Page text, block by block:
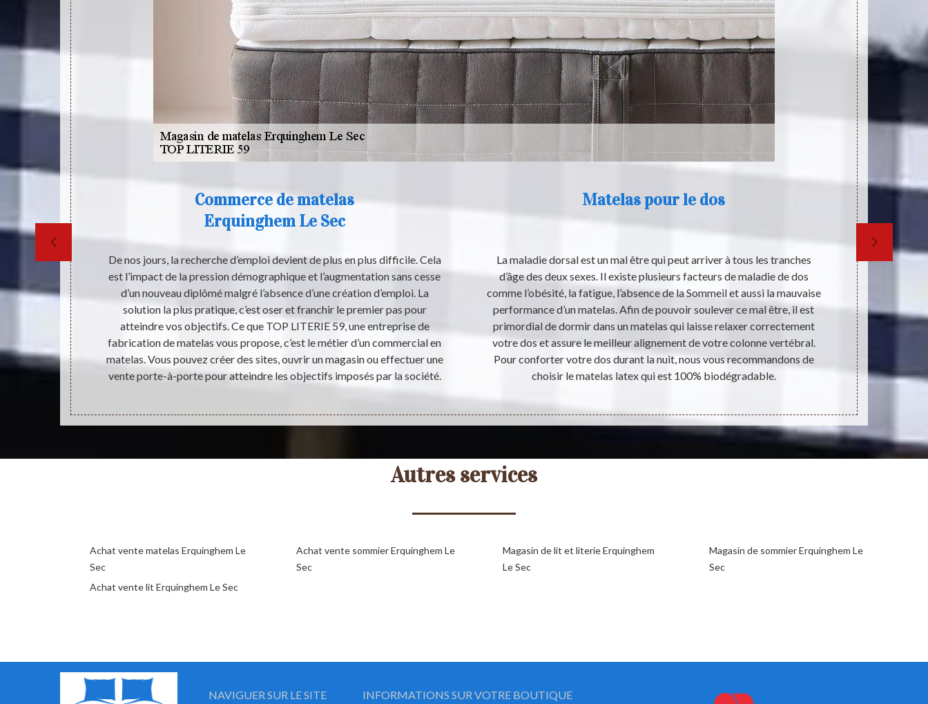
en toute
distributeur
59 est une
Le
Commerce de matelas
Erquinghem Le Sec
De nos jours, la recherche d’emploi devient de plus en plus difficile. Cela
est l’impact de la pression démographique et l’augmentation sans cesse
d’un nouveau diplômé malgré l’absence d’une création d’emploi. La
solution la plus pratique, c’est oser et franchir le premier pas pour
atteindre vos objectifs. Ce que TOP LITERIE 59, une entreprise de
fabrication de matelas vous propose, c’est le métier d’un commercial en
matelas. Vous pouvez créer des sites, ouvrir un magasin ou effectuer une
vente porte-à-porte pour atteindre les objectifs imposés par la société.
Matelas pour le dos
La maladie dorsal est un mal être qui peut arriver à tous les tranches
d’âge des deux sexes. Il existe plusieurs facteurs de maladie de dos
comme l’obésité, la fatigue, l’absence de la Sommeil et aussi la mauvaise
performance d’un matelas. Afin de pouvoir soulever ce mal être, il est
primordial de dormir dans un matelas qui laisse relaxer correctement
votre dos et assure le meilleur alignement de votre colonne vertébral.
Pour conforter votre dos durant la nuit, nous vous recommandons de
choisir le matelas latex qui est 100% biodégradable.
TOP
souhaitent
à venir
faire
Autres services
Achat vente matelas Erquinghem Le
Sec
Achat vente lit Erquinghem Le Sec
Achat vente sommier Erquinghem Le
Sec
Magasin de lit et literie Erquinghem
Le Sec
Magasin de sommier Erquinghem Le
Sec
NAVIGUER SUR LE SITE INFORMATIONS SUR VOTRE BOUTIQUE